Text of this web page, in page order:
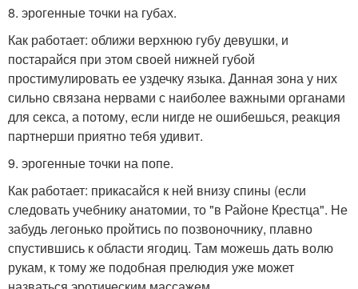
8. эрогенные точки на губах.
Как работает: оближи верхнюю губу девушки, и
постарайся при этом своей нижней губой
простимулировать ее уздечку языка. Данная зона у них
сильно связана нервами с наиболее важными органами
для секса, а потому, если нигде не ошибешься, реакция
партнерши приятно тебя удивит.
9. эрогенные точки на попе.
Как работает: прикасайся к ней внизу спины (если
следовать учебнику анатомии, то "в Районе Крестца". Не
забудь легонько пройтись по позвоночнику, плавно
спустившись к области ягодиц. Там можешь дать волю
рукам, к тому же подобная прелюдия уже может